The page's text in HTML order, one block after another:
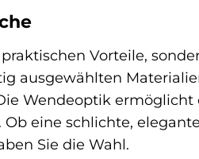
Vorteile,
ausgewählten
Wendeoptik ermöglicht
eine schlichte,
Sie die Wahl.